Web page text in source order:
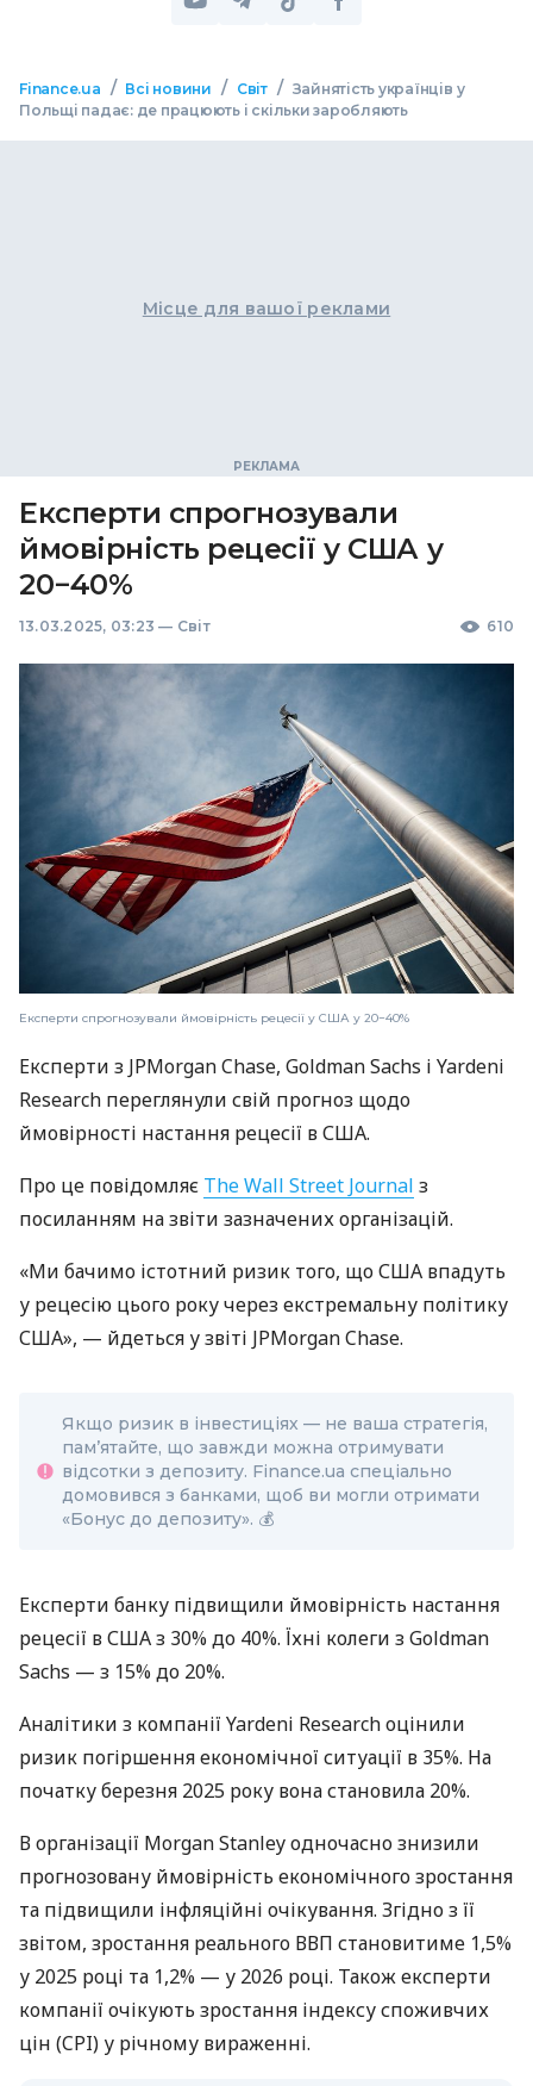
Finance.ua / Всі новини / Світ / Зайнятість українців у
Польщі падає: де працюють і скільки заробляють
Місце для вашої реклами
Експерти спрогнозували
ймовірність рецесії у США у
20−40%
13.03.2025, 03:23 — Світ 610
Експерти спрогнозували ймовірність рецесії у США у 20−40%
Експерти з JPMorgan Chase, Goldman Sachs і Yardeni
Research переглянули свій прогноз щодо
ймовірності настання рецесії в США.
Про це повідомляє The Wall Street Journal з
посиланням на звіти зазначених організацій.
«Ми бачимо істотний ризик того, що США впадуть
у рецесію цього року через екстремальну політику
США», — йдеться у звіті JPMorgan Chase.
Якщо ризик в інвестиціях — не ваша стратегія,
пам’ятайте, що завжди можна отримувати
відсотки з депозиту. Finance.ua спеціально
домовився з банками, щоб ви могли отримати
«Бонус до депозиту». 💰
Експерти банку підвищили ймовірність настання
рецесії в США з 30% до 40%. Їхні колеги з Goldman
Sachs — з 15% до 20%.
Аналітики з компанії Yardeni Research оцінили
ризик погіршення економічної ситуації в 35%. На
початку березня 2025 року вона становила 20%.
В організації Morgan Stanley одночасно знизили
прогнозовану ймовірність економічного зростання
та підвищили інфляційні очікування. Згідно з її
звітом, зростання реального ВВП становитиме 1,5%
у 2025 році та 1,2% — у 2026 році. Також експерти
компанії очікують зростання індексу споживчих
цін (CPI) у річному вираженні.